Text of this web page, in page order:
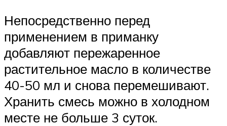
Непосредственно перед
применением в приманку
добавляют пережаренное
растительное масло в количестве
40-50 мл и снова перемешивают.
Хранить смесь можно в холодном
месте не больше 3 суток.